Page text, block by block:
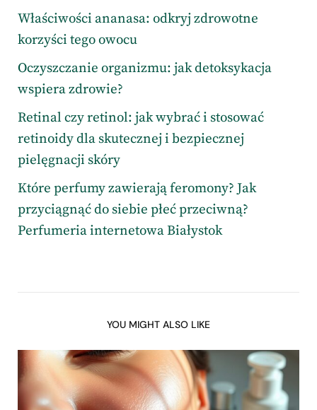
Właściwości ananasa: odkryj zdrowotne
korzyści tego owocu
Oczyszczanie organizmu: jak detoksykacja
wspiera zdrowie?
Retinal czy retinol: jak wybrać i stosować
retinoidy dla skutecznej i bezpiecznej
pielęgnacji skóry
Które perfumy zawierają feromony? Jak
przyciągnąć do siebie płeć przeciwną?
Perfumeria internetowa Białystok
YOU MIGHT ALSO LIKE